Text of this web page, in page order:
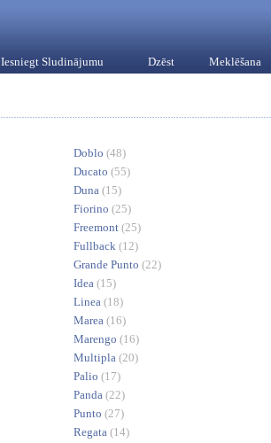
Iesniegt Sludinājumu Dzēst Meklēšana
Doblo (48)
Ducato (55)
Duna (15)
Fiorino (25)
Freemont (25)
Fullback (12)
Grande Punto (22)
Idea (15)
Linea (18)
Marea (16)
Marengo (16)
Multipla (20)
Palio (17)
Panda (22)
Punto (27)
Regata (14)